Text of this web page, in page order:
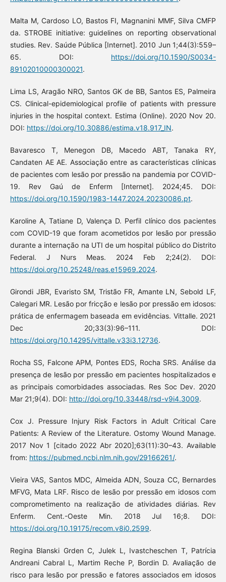
Malta M, Cardoso LO, Bastos FI, Magnanini MMF, Silva CMFP
da. STROBE initiative: guidelines on reporting observational
studies. Rev. Saúde Pública [Internet]. 2010 Jun 1;44(3):559–
65. DOI: https://doi.org/10.1590/S0034-
89102010000300021.
Lima LS, Aragão NRO, Santos GK de BB, Santos ES, Palmeira
CS. Clinical-epidemiological profile of patients with pressure
injuries in the hospital context. Estima (Online). 2020 Nov 20.
DOI: https://doi.org/10.30886/estima.v18.917_IN.
Bavaresco T, Menegon DB, Macedo ABT, Tanaka RY,
Candaten AE AE. Associação entre as características clínicas
de pacientes com lesão por pressão na pandemia por COVID-
19. Rev Gaú de Enferm [Internet]. 2024;45. DOI:
https://doi.org/10.1590/1983-1447.2024.20230086.pt.
Karoline A, Tatiane D, Valença D. Perfil clínico dos pacientes
com COVID-19 que foram acometidos por lesão por pressão
durante a internação na UTI de um hospital público do Distrito
Federal. J Nurs Meas. 2024 Feb 2;24(2). DOI:
https://doi.org/10.25248/reas.e15969.2024.
Girondi JBR, Evaristo SM, Tristão FR, Amante LN, Sebold LF,
Calegari MR. Lesão por fricção e lesão por pressão em idosos:
prática de enfermagem baseada em evidências. Vittalle. 2021
Dec 20;33(3):96–111. DOI:
https://doi.org/10.14295/vittalle.v33i3.12736.
Rocha SS, Falcone APM, Pontes EDS, Rocha SRS. Análise da
presença de lesão por pressão em pacientes hospitalizados e
as principais comorbidades associadas. Res Soc Dev. 2020
Mar 21;9(4). DOI: http://doi.org/10.33448/rsd-v9i4.3009.
Cox J. Pressure Injury Risk Factors in Adult Critical Care
Patients: A Review of the Literature. Ostomy Wound Manage.
2017 Nov 1 [citado 2022 Abr 2020];63(11):30–43. Available
from: https://pubmed.ncbi.nlm.nih.gov/29166261/.
Vieira VAS, Santos MDC, Almeida ADN, Souza CC, Bernardes
MFVG, Mata LRF. Risco de lesão por pressão em idosos com
comprometimento na realização de atividades diárias. Rev
Enferm. Cent.-Oeste Min. 2018 Jul 16;8. DOI:
https://doi.org/10.19175/recom.v8i0.2599.
Regina Blanski Grden C, Julek L, Ivastcheschen T, Patrícia
Andreani Cabral L, Martim Reche P, Bordin D. Avaliação de
risco para lesão por pressão e fatores associados em idosos